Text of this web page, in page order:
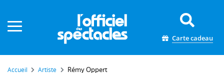
Carte cadeau
Accueil Artiste Rémy Oppert